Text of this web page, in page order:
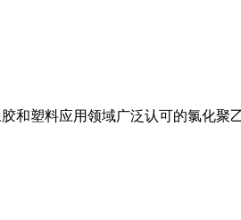
和塑料应用领域广泛认可的氯化